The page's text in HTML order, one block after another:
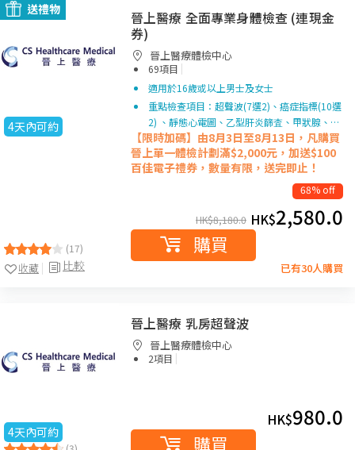
送禮物
4天內可約
(17)
比較
收藏
晉上醫療 全面專業身體檢查 (連現金
券)
晉上醫療體檢中心
69項目 |
適用於16歲或以上男士及女士
重點檢查項目：超聲波(7選2)、癌症指標(10選
2) 、靜態心電圖、乙型肝炎篩査、甲狀腺、…
【限時加碼】由8月3日至8月13日，凡購買
晉上單一體檢計劃滿$2,000元，加送$100
百佳電子禮券，數量有限，送完即止！
68% off
HK$8,180.0 HK$2,580.0
購買
已有30人購買
4天內可約
晉上醫療 乳房超聲波
晉上醫療體檢中心
2項目 |
HK$980.0
購買